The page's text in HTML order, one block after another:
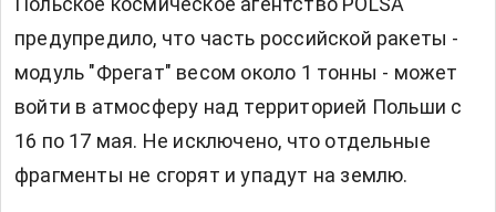
предупредило, что часть российской ракеты -
модуль "Фрегат" весом около 1 тонны - может
войти в атмосферу над территорией Польши с
16 по 17 мая. Не исключено, что отдельные
фрагменты не сгорят и упадут на землю.